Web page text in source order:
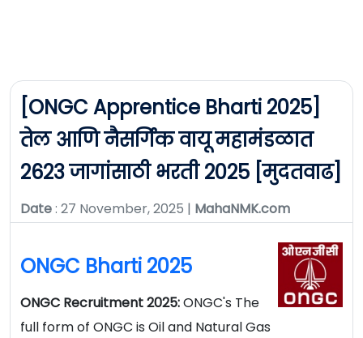
[ONGC Apprentice Bharti 2025]
तेल आणि नैसर्गिक वायू महामंडळात
2623 जागांसाठी भरती 2025 [मुदतवाढ]
Date: 27 November, 2025 | MahaNMK.com
ONGC Bharti 2025
ONGC Recruitment 2025:ONGC's The
full form of ONGC is Oil and Natural Gas